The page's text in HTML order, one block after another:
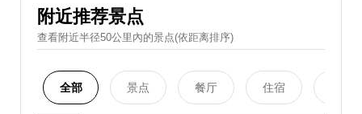
附近推荐景点
查看附近半径50公里內的景点(依距离排序)
全部 景点 餐厅 住宿